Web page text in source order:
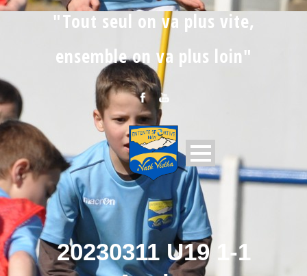
"Tout seul on va plus vite,
ensemble on va plus loin"
20230311 U19 1-1